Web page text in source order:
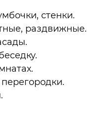
стенки.
раздвижные.